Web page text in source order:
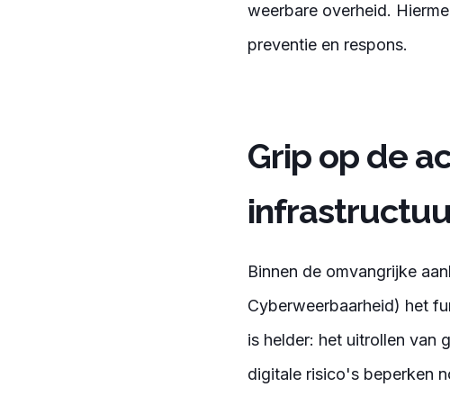
weerbare overheid.
preventie en respons.
Grip op de
Binnen de omvangrijke
Cyberweerbaarheid) het
is helder: het uitrollen van
digitale risico's beperken